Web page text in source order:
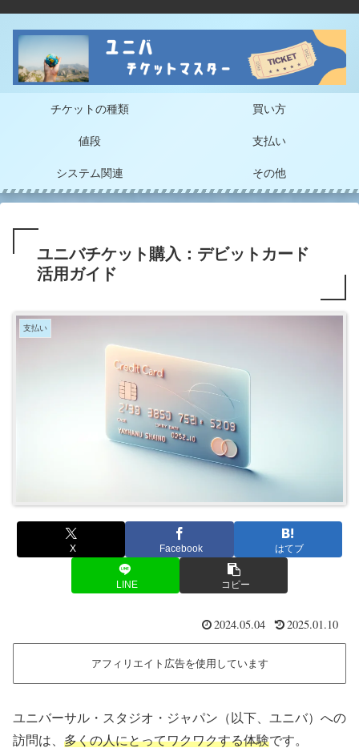
チケットの種類 買い方
値段 支払い
システム関連 その他
ユニバチケット購入：デビットカード
活用ガイド
支払い
X Facebook はてブ
LINE コピー
2024.05.04 2025.01.10
アフィリエイト広告を使用しています
ユニバーサル・スタジオ・ジャパン（以下、ユニバ）への
訪問は、 多くの人にとってワクワクする体験です。